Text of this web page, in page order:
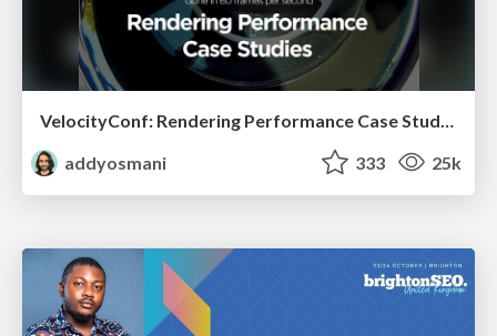
addyosmani
333 25k